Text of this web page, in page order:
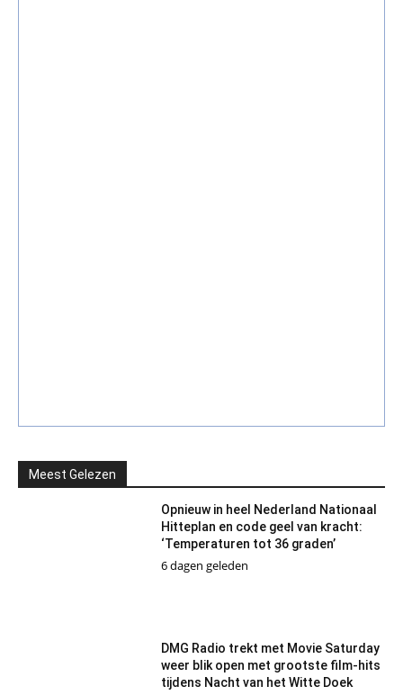
Meest Gelezen
Opnieuw in heel Nederland Nationaal
Hitteplan en code geel van kracht:
‘Temperaturen tot 36 graden’
6 dagen geleden
DMG Radio trekt met Movie Saturday
weer blik open met grootste film-hits
tijdens Nacht van het Witte Doek